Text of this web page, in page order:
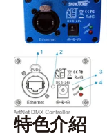
特色介紹